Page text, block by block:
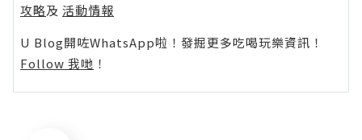
攻略及 活動情報
U Blog開咗WhatsApp啦！發掘更多吃喝玩樂資訊！
Follow 我哋 ！